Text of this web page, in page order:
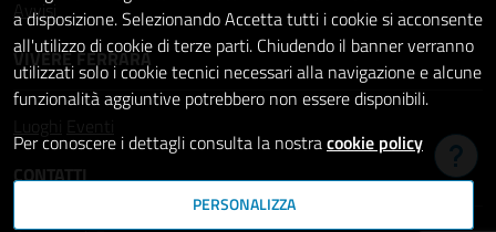
Avvisi
VIVERE FERRARA
Luoghi
Eventi
CONTATTI
a disposizione. Selezionando Accetta tutti i cookie si acconsente
all'utilizzo di cookie di terze parti. Chiudendo il banner verranno
utilizzati solo i cookie tecnici necessari alla navigazione e alcune
funzionalità aggiuntive potrebbero non essere disponibili.
Per conoscere i dettagli consulta la nostracookie policy
PERSONALIZZA
Hai